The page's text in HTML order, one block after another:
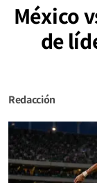
México
de
Redacción